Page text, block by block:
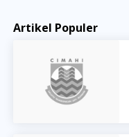
Artikel Populer